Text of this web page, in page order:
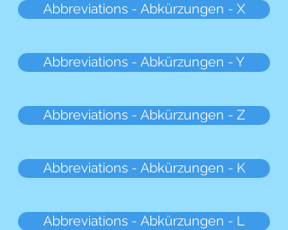
Abbreviations - Abkürzungen - X
Abbreviations - Abkürzungen - Y
Abbreviations - Abkürzungen - Z
Abbreviations - Abkürzungen - K
Abbreviations - Abkürzungen - L